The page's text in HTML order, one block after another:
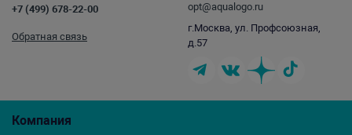
Компания
+7 (499) 678-22-00
Обратная связь
opt@aqualogo.ru
г.Москва, ул. Профсоюзная,
д.57